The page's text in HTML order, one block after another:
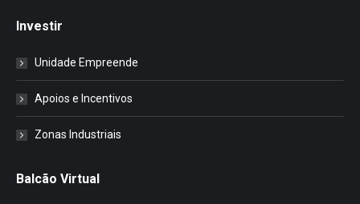
Investir
Unidade Empreende
Apoios e Incentivos
Zonas Industriais
Balcão Virtual